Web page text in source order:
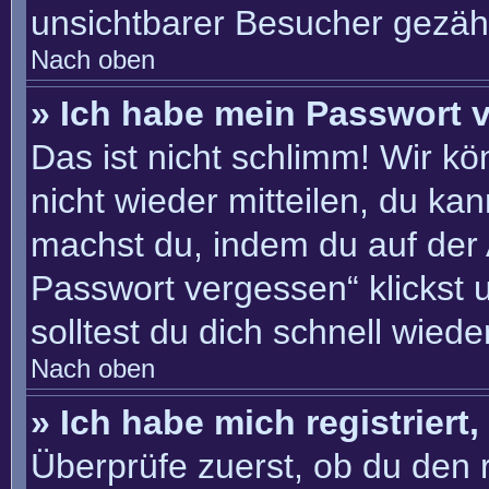
unsichtbarer Besucher
Nach oben
» Ich habe mein Passwort
Das ist nicht schlimm! Wir
nicht wieder mitteilen, du
machst du, indem du auf
Passwort vergessen“ klickst
solltest du dich schnell
Nach oben
» Ich habe mich
Überprüfe zuerst, ob du den